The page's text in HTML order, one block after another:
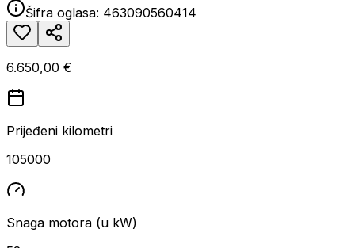
Šifra oglasa: 463090560414
6.650,00 €
Prijeđeni kilometri
105000
Snaga motora (u kW)